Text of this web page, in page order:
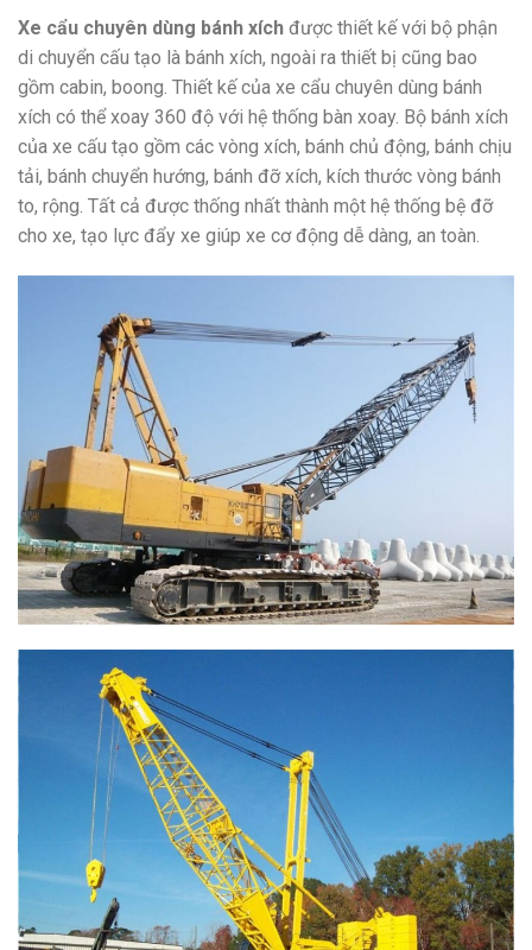
Xe cẩu chuyên dùng bánh xích được thiết kế với bộ phận
di chuyển cấu tạo là bánh xích, ngoài ra thiết bị cũng bao
gồm cabin, boong. Thiết kế của xe cẩu chuyên dùng bánh
xích có thể xoay 360 độ với hệ thống bàn xoay. Bộ bánh xích
của xe cấu tạo gồm các vòng xích, bánh chủ động, bánh chịu
tải, bánh chuyển hướng, bánh đỡ xích, kích thước vòng bánh
to, rộng. Tất cả được thống nhất thành một hệ thống bệ đỡ
cho xe, tạo lực đẩy xe giúp xe cơ động dễ dàng, an toàn.